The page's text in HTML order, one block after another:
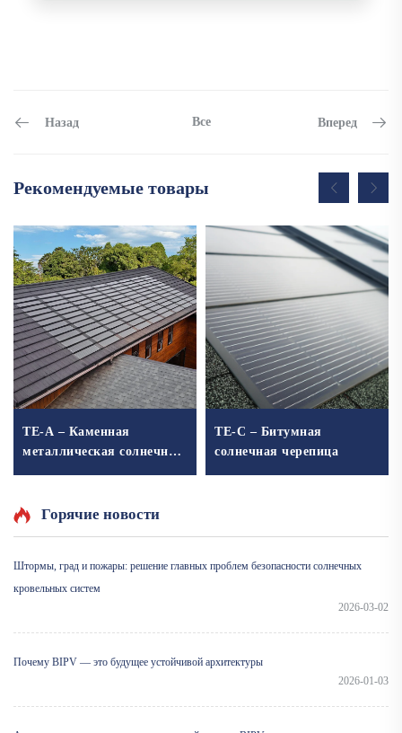
Назад Все Вперед
Рекомендуемые товары
TE-A – Каменная
металлическая солнечная
TE-C – Битумная
солнечная черепица
Горячие новости
Штормы, град и пожары: решение главных проблем безопасности солнечных
кровельных систем
2026-03-02
Почему BIPV — это будущее устойчивой архитектуры
2026-01-03